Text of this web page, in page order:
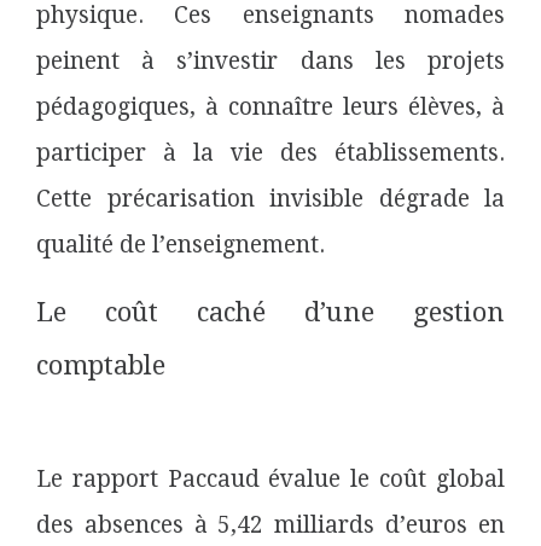
physique. Ces enseignants nomades
peinent à s’investir dans les projets
pédagogiques, à connaître leurs élèves, à
participer à la vie des établissements.
Cette précarisation invisible dégrade la
qualité de l’enseignement.
Le coût caché d’une gestion
comptable
Le rapport Paccaud évalue le coût global
des absences à 5,42 milliards d’euros en